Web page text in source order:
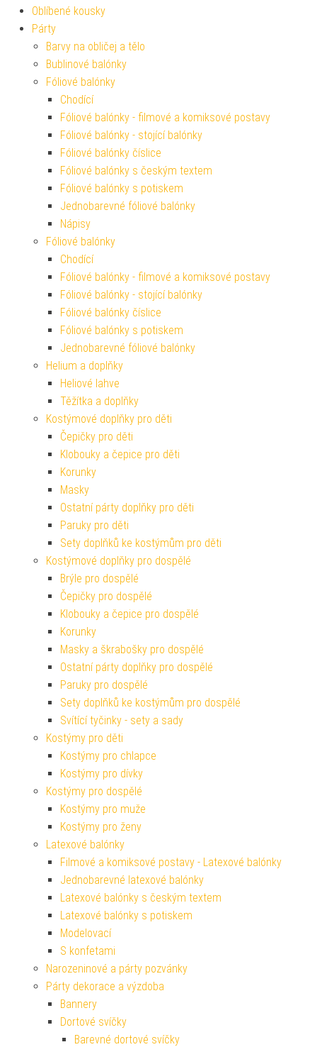
Oblíbené kousky
Párty
Barvy na obličej a tělo
Bublinové balónky
Fóliové balónky
Chodící
Fóliové balónky - filmové a komiksové postavy
Fóliové balónky - stojící balónky
Fóliové balónky číslice
Fóliové balónky s českým textem
Fóliové balónky s potiskem
Jednobarevné fóliové balónky
Nápisy
Fóliové balónky
Chodící
Fóliové balónky - filmové a komiksové postavy
Fóliové balónky - stojící balónky
Fóliové balónky číslice
Fóliové balónky s potiskem
Jednobarevné fóliové balónky
Helium a doplňky
Heliové lahve
Těžítka a doplňky
Kostýmové doplňky pro děti
Čepičky pro děti
Klobouky a čepice pro děti
Korunky
Masky
Ostatní párty doplňky pro děti
Paruky pro děti
Sety doplňků ke kostýmům pro děti
Kostýmové doplňky pro dospělé
Brýle pro dospělé
Čepičky pro dospělé
Klobouky a čepice pro dospělé
Korunky
Masky a škrabošky pro dospělé
Ostatní párty doplňky pro dospělé
Paruky pro dospělé
Sety doplňků ke kostýmům pro dospělé
Svítící tyčinky - sety a sady
Kostýmy pro děti
Kostýmy pro chlapce
Kostýmy pro dívky
Kostýmy pro dospělé
Kostýmy pro muže
Kostýmy pro ženy
Latexové balónky
Filmové a komiksové postavy - Latexové balónky
Jednobarevné latexové balónky
Latexové balónky s českým textem
Latexové balónky s potiskem
Modelovací
S konfetami
Narozeninové a párty pozvánky
Párty dekorace a výzdoba
Bannery
Dortové svíčky
Barevné dortové svíčky